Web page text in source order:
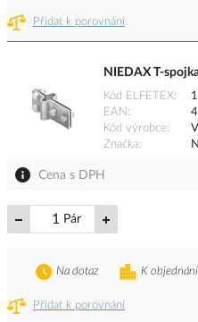
Přidat k porovnání
NIEDAX T-
Kód ELFETEX
EAN
Kód výrobce
Značka
Cena s DPH
Pár
Přidat k porovnání
K objednání
Na dotaz